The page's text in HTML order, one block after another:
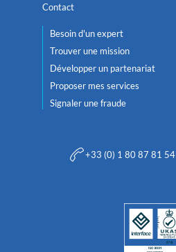
Contact
Besoin d'un expert
Trouver une mission
Développer un partenariat
Proposer mes services
Signaler une fraude
+33 (0) 1 80 87 81 54